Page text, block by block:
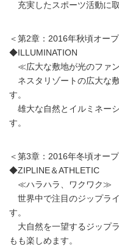
充実したスポーツ活動に取
＜第2章：2016年秋頃オー
◆ILLUMINATION
≪広大な敷地が
ネスタリゾートの広大な
す。
雄大な自然とイルミネー
す。
＜第3章：2016年冬頃オー
◆ZIPLINE＆ATHLETIC
≪ハラハラ、ワクワク≫
世界中で注目のジップラ
す。
大自然を一望するジップ
もも楽しめます。